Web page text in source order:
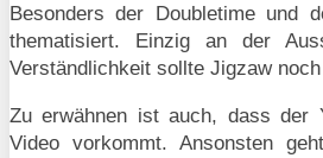
Besonders der Doubletime und
thematisiert. Einzig an der
Verständlichkeit sollte Jigzaw
Zu erwähnen ist auch, dass der
Video vorkommt. Ansonsten